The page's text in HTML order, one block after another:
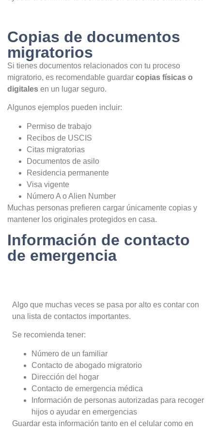
Copias de documentos
migratorios
Si tienes documentos relacionados con tu proceso
migratorio, es recomendable guardar copias físicas o
digitales en un lugar seguro.
Algunos ejemplos pueden incluir:
Permiso de trabajo
Recibos de USCIS
Citas migratorias
Documentos de asilo
Residencia permanente
Visa vigente
Número A o Alien Number
Muchas personas prefieren cargar únicamente copias y
mantener los originales protegidos en casa.
Información de contacto
de emergencia
Algo que muchas veces se pasa por alto es contar con
una lista de contactos importantes.
Se recomienda tener:
Número de un familiar
Contacto de abogado migratorio
Dirección del hogar
Contacto de emergencia médica
Información de personas autorizadas para recoger
hijos o ayudar en emergencias
Guardar esta información tanto en el celular como en